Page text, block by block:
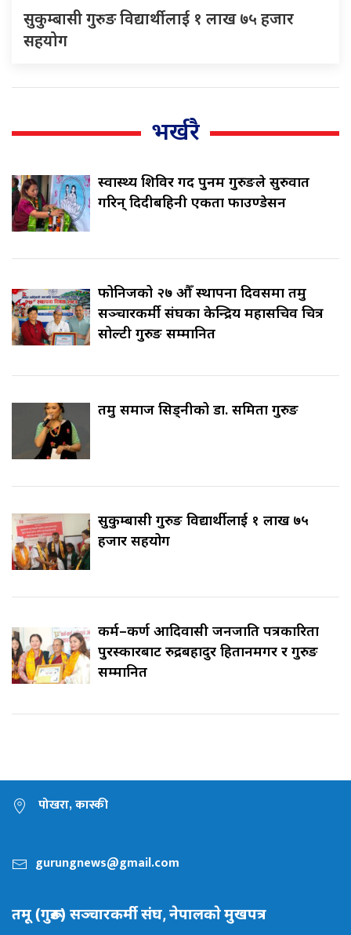
सुकुम्बासी गुरुङ विद्यार्थीलाई १ लाख ७५ हजार
सहयोग
भर्खरै
स्वास्थ्य शिविर गर्दै पुनम गुरुङले सुरुवात
गरिन् दिदीबहिनी एकता फाउण्डेसन
फोनिजको २७ औँ स्थापना दिवसमा तमु
सञ्चारकर्मी संघका केन्द्रिय महासचिव चित्र
सोल्टी गुरुङ सम्मानित
तमु समाज सिड्नीको डा. समिता गुरुङ
सुकुम्बासी गुरुङ विद्यार्थीलाई १ लाख ७५
हजार सहयोग
कर्म–कर्ण आदिवासी जनजाति पत्रकारिता
पुरस्कारबाट रुद्रबहादुर हितानमगर र गुरुङ
सम्मानित
पोखरा, कास्की
gurungnews@gmail.com
तमू (गुरूङ) सञ्चारकर्मी संघ, नेपालकाे मुखपत्र